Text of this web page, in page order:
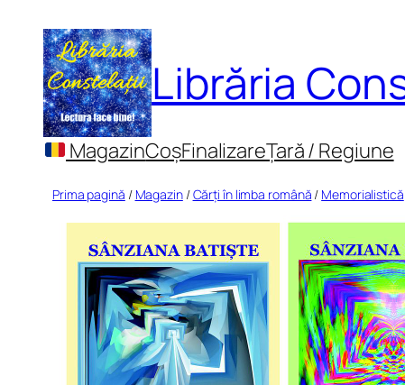
conținut
Librăria
MagazinCoșFinalizareȚară / Regiune
Prima pagină / Magazin/Cărți în limba română / Memorialistică